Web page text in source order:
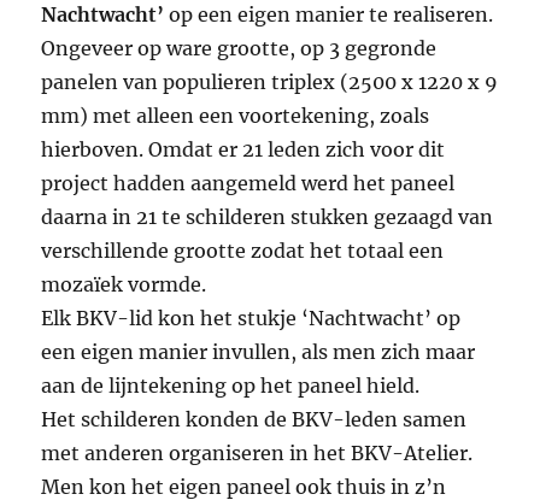
Nachtwacht’ op een eigen manier te realiseren.
Ongeveer op ware grootte, op 3 gegronde
panelen van populieren triplex (2500 x 1220 x 9
mm) met alleen een voortekening, zoals
hierboven. Omdat er 21 leden zich voor dit
project hadden aangemeld werd het paneel
daarna in 21 te schilderen stukken gezaagd van
verschillende grootte zodat het totaal een
mozaïek vormde.
Elk BKV-lid kon het stukje ‘Nachtwacht’ op
een eigen manier invullen, als men zich maar
aan de lijntekening op het paneel hield.
Het schilderen konden de BKV-leden samen
met anderen organiseren in het BKV-Atelier.
Men kon het eigen paneel ook thuis in z’n